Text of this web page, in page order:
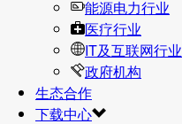
能源电力行业
医疗行业
IT及互联网行业
政府机构
生态合作
下载中心